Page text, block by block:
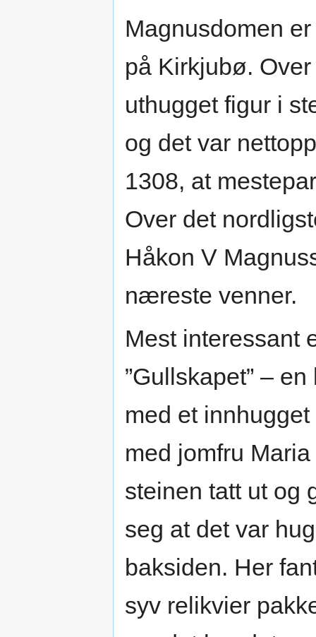
Magnusdomen
på Kirkjubø.
uthugget figur i
og det var
1308, at
Over det
Håkon V
næreste venner.
Mest interessant
”Gullskapet” –
med et
med jomfru
steinen tatt ut og
seg at det var
baksiden. Her
syv relikvier